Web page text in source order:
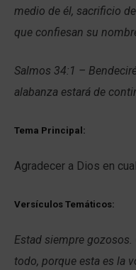
medio de él, sacrificio
que confiesan su
Salmos 34:1 –
alabanza estará de
Tema Principal:
Agradecer a Dios en
Versículos Temáticos:
Estad siempre gozosos.
todo, porque esta es la